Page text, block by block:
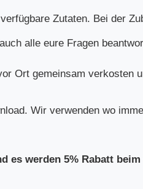
Zutaten. Bei der
alle eure Fragen
Ort gemeinsam verkosten
Wir verwenden wo
es werden 5% Rabatt